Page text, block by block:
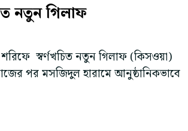
নতুন গিলাফ
স্বর্ণখচিত নতুন গিলাফ (কিসওয়া)
পর মসজিদুল হারামে আনুষ্ঠানিকভাবে